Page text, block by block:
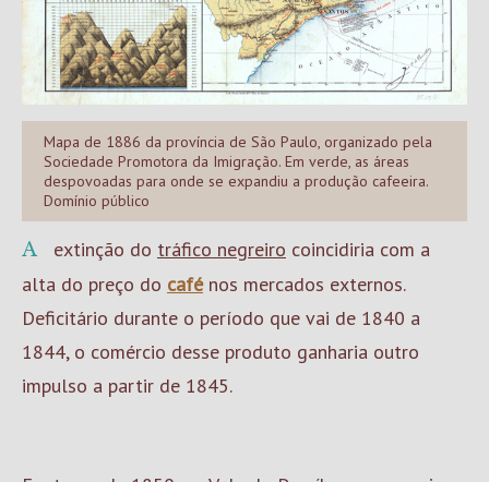
Mapa de 1886 da província de São Paulo, organizado pela
Sociedade Promotora da Imigração. Em verde, as áreas
despovoadas para onde se expandiu a produção cafeeira.
Domínio público
A extinção do tráfico negreiro coincidiria com a
alta do preço do cafénos mercados externos.
Deficitário durante o período que vai de 1840 a
1844, o comércio desse produto ganharia outro
impulso a partir de 1845.